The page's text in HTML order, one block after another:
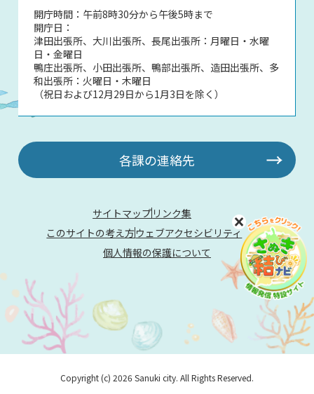
開庁時間：午前8時30分から午後5時まで
開庁日：
津田出張所、大川出張所、長尾出張所：月曜日・水曜
日・金曜日
鴨庄出張所、小田出張所、鴨部出張所、造田出張所、多
和出張所：火曜日・木曜日
（祝日および12月29日から1月3日を除く）
各課の連絡先
サイトマップ リンク集
このサイトの考え方ウェブアクセシビリティ
個人情報の保護について
Copyright (c) 2026 Sanuki city. All Rights Reserved.